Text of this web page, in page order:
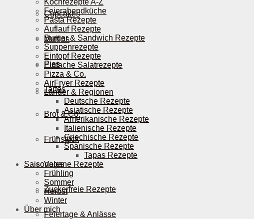
Cupcakes
Muffins
Pies
Tartes
Brot & Co.
Frühstück
Vegane Rezepte
Zuckerfreie Rezepte
Feiertage & Anlässe
Kochrezepte A-Z
Feierabendküche
Pasta Rezepte
Auflauf Rezepte
Burger & Sandwich Rezepte
Suppenrezepte
Eintopf Rezepte
Einfache Salatrezepte
Pizza & Co.
AirFryer Rezepte
Länder & Regionen
Deutsche Rezepte
Asiatische Rezepte
Amerikanische Rezepte
Italienische Rezepte
Griechische Rezepte
Spanische Rezepte
Tapas Rezepte
Saisonales
Frühling
Sommer
Herbst
Winter
Über mich